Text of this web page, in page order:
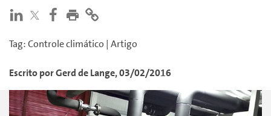
Tag:Controle climático | Artigo
Escrito porGerdde Lange,03/02/2016